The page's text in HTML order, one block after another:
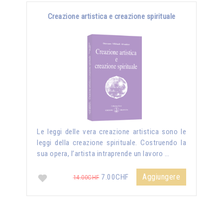
Creazione artistica e creazione spirituale
Le leggi delle vera creazione artistica sono le
leggi della creazione spirituale. Costruendo la
sua opera, l’artista intraprende un lavoro …
14.00CHF7.00CHF Aggiungere